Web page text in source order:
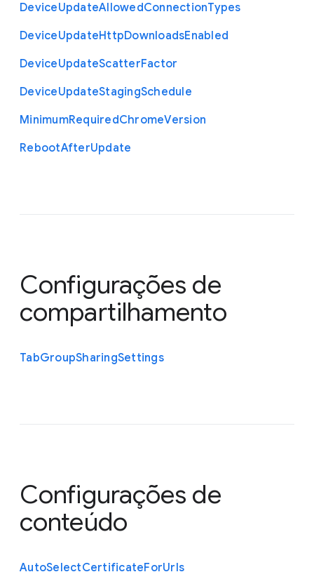
DeviceUpdateAllowedConnectionTypes
DeviceUpdateHttpDownloadsEnabled
DeviceUpdateScatterFactor
DeviceUpdateStagingSchedule
MinimumRequiredChromeVersion
RebootAfterUpdate
Configurações de
compartilhamento
TabGroupSharingSettings
Configurações de
conteúdo
AutoSelectCertificateForUrls